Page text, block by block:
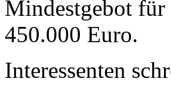
Mindestgebot
450.000 Euro.
Interessenten